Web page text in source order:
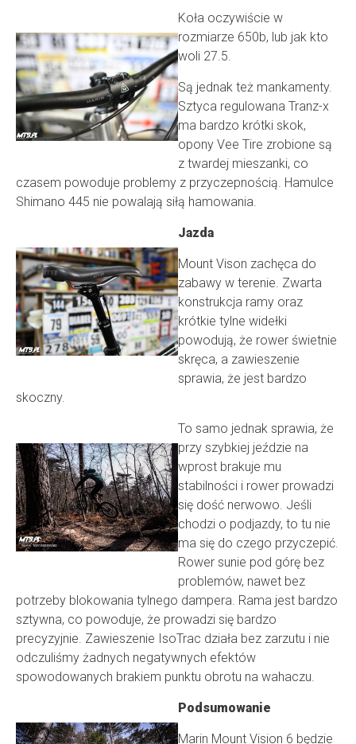
Koła oczywiście w
rozmiarze 650b, lub jak kto
woli 27.5.
Są jednak też mankamenty.
Sztyca regulowana Tranz-x
ma bardzo krótki skok,
opony Vee Tire zrobione są
z twardej mieszanki, co
czasem powoduje problemy z przyczepnością. Hamulce
Shimano 445 nie powalają siłą hamowania.
Jazda
Mount Vison zachęca do
zabawy w terenie. Zwarta
konstrukcja ramy oraz
krótkie tylne widełki
powodują, że rower świetnie
skręca, a zawieszenie
sprawia, że jest bardzo
skoczny.
To samo jednak sprawia, że
przy szybkiej jeździe na
wprost brakuje mu
stabilności i rower prowadzi
się dość nerwowo. Jeśli
chodzi o podjazdy, to tu nie
ma się do czego przyczepić.
Rower sunie pod górę bez
problemów, nawet bez
potrzeby blokowania tylnego dampera. Rama jest bardzo
sztywna, co powoduje, że prowadzi się bardzo
precyzyjnie. Zawieszenie IsoTrac działa bez zarzutu i nie
odczuliśmy żadnych negatywnych efektów
spowodowanych brakiem punktu obrotu na wahaczu.
Podsumowanie
Marin Mount Vision 6 będzie